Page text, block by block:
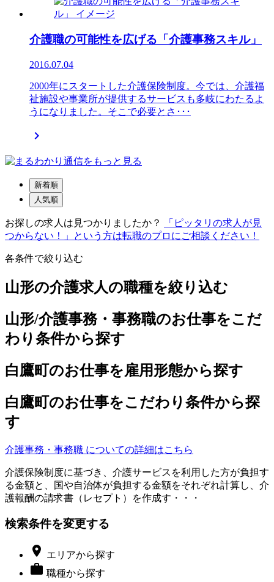
介護職の可能性を広げる「介護事務スキル」
2016.07.04
2000年にスタートした介護保険制度。今では、介護福
祉施設や事業所が提供するサービスも多岐にわたるよ
うになりました。そこで必要とさ･･･

新着順
人気順
お探しの求人は見つかりましたか？
「ピッタリの求人が見
つからない！」という方は転職のプロにご相談ください！
各条件で絞り込む
山形の介護求人の職種を絞り込む
山形/介護事務・事務職のお仕事をこだ
わり条件から探す
白鷹町のお仕事を雇用形態から探す
白鷹町のお仕事をこだわり条件から探
す
介護事務・事務職 についての詳細はこちら
介護保険制度に基づき、介護サービスを利用した方が負担す
る金額と、国や自治体が負担する金額をそれぞれ計算し、介
護報酬の請求書（レセプト）を作成す・・・
検索条件を変更する
 エリアから探す
 職種から探す